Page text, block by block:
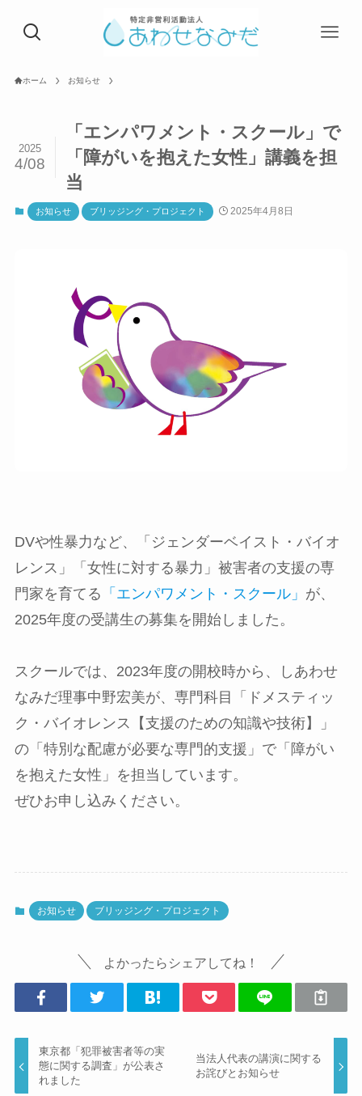
ホーム お知らせ
「エンパワメント・スクール」で
「障がいを抱えた女性」講義を担
当
2025
4/08
お知らせ ブリッジング・プロジェクト 2025年4月8日
DVや性暴力など、「ジェンダーベイスト・バイオ
レンス」「女性に対する暴力」被害者の支援の専
門家を育てる 「エンパワメント・スクール」 が、
2025年度の受講生の募集を開始しました。
スクールでは、2023年度の開校時から、しあわせ
なみだ理事中野宏美が、専門科目「ドメスティッ
ク・バイオレンス【⽀援のための知識や技術】」
の「特別な配慮が必要な専⾨的⽀援」で「障がい
を抱えた⼥性」を担当しています。
ぜひお申し込みください。
お知らせ ブリッジング・プロジェクト
よかったらシェアしてね！
東京都「犯罪被害者等の実
態に関する調査」が公表さ
れました
当法人代表の講演に関する
お詫びとお知らせ